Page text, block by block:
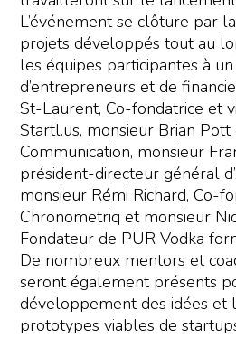
L’événement se clôture par
projets développés tout au
les équipes participantes à
d’entrepreneurs et de
St-Laurent, Co-fondatrice et
Startl.us, monsieur Brian Pott
Communication, monsieur
président-directeur général
monsieur Rémi Richard, Co-
Chronometriq et monsieur
Fondateur de PUR Vodka
De nombreux mentors et
seront également présents
développement des idées et
prototypes viables de